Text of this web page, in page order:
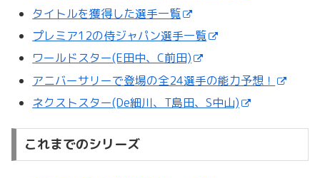
タイトルを獲得した選手一覧
プレミア12の侍ジャパン選手一覧
ワールドスター(E田中、C前田)
アニバーサリーで登場の全24選手の能力予想！
ネクストスター(De細川、T島田、S中山)
これまでのシリーズ